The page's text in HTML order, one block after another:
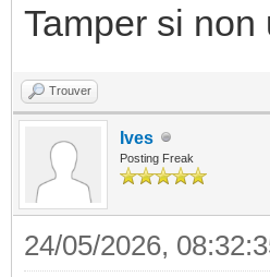
Tamper si non
Trouver
Ives
Posting Freak
24/05/2026,